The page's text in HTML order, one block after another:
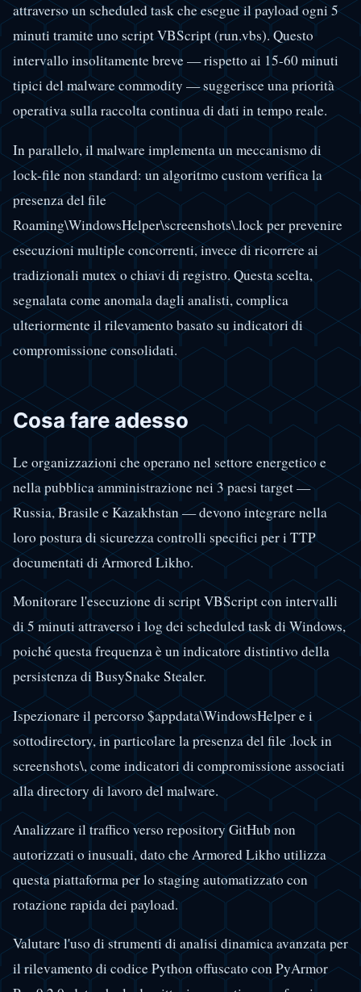
attraverso un scheduled task che esegue il payload ogni 5
minuti tramite uno script VBScript (run.vbs). Questo
intervallo insolitamente breve — rispetto ai 15-60 minuti
tipici del malware commodity — suggerisce una priorità
operativa sulla raccolta continua di dati in tempo reale.
In parallelo, il malware implementa un meccanismo di
lock-file non standard: un algoritmo custom verifica la
presenza del file
Roaming\WindowsHelper\screenshots\.lock per prevenire
esecuzioni multiple concorrenti, invece di ricorrere ai
tradizionali mutex o chiavi di registro. Questa scelta,
segnalata come anomala dagli analisti, complica
ulteriormente il rilevamento basato su indicatori di
compromissione consolidati.
Cosa fare adesso
Le organizzazioni che operano nel settore energetico e
nella pubblica amministrazione nei 3 paesi target —
Russia, Brasile e Kazakhstan — devono integrare nella
loro postura di sicurezza controlli specifici per i TTP
documentati di Armored Likho.
Monitorare l'esecuzione di script VBScript con intervalli
di 5 minuti attraverso i log dei scheduled task di Windows,
poiché questa frequenza è un indicatore distintivo della
persistenza di BusySnake Stealer.
Ispezionare il percorso $appdata\WindowsHelper e i
sottodirectory, in particolare la presenza del file .lock in
screenshots\, come indicatori di compromissione associati
alla directory di lavoro del malware.
Analizzare il traffico verso repository GitHub non
autorizzati o inusuali, dato che Armored Likho utilizza
questa piattaforma per lo staging automatizzato con
rotazione rapida dei payload.
Valutare l'uso di strumenti di analisi dinamica avanzata per
il rilevamento di codice Python offuscato con PyArmor